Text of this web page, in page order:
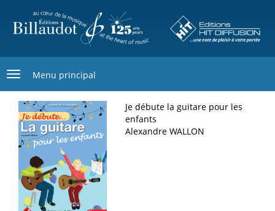
contenu
Menu principal
Je débute la guitare pour les
enfants
Alexandre WALLON